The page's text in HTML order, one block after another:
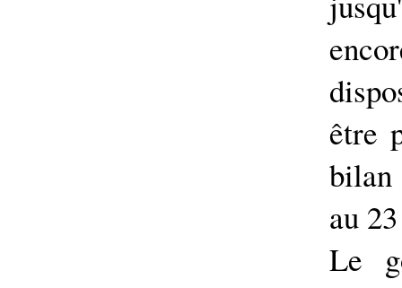
être
au
Le